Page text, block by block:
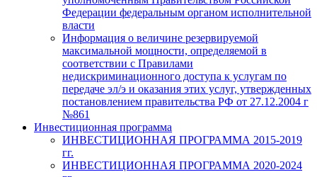
Федерации федеральным органом исполнительной
власти
Информация о величине резервируемой
максимальной мощности, определяемой в
соответствии с Правилами
недискриминационного доступа к услугам по
передаче эл/э и оказания этих услуг, утвержденных
постановлением правительства РФ от 27.12.2004 г
№861
Инвестиционная программа
ИНВЕСТИЦИОННАЯ ПРОГРАММА 2015-2019
гг.
ИНВЕСТИЦИОННАЯ ПРОГРАММА 2020-2024